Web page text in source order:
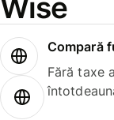
Wise
Compară
Fără taxe